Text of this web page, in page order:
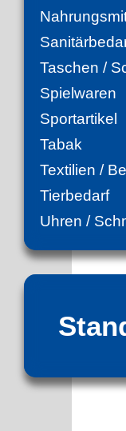
Taschen /
Spielwaren
Sportartikel
Tabak
Textilien /
Tierbedarf
Uhren /